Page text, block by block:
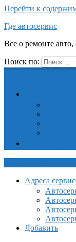
Перейти к
Где автосервис
Все о ремонте
Поиск по:
Адреса
Добавить